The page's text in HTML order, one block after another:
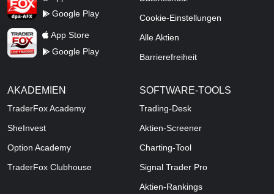
Google Play
TraderFox Live Trading
App Store
Google Play
Cookie-Einstellungen
Alle Aktien
Barrierefreiheit
AKADEMIEN
TraderFox Academy
SheInvest
Option Academy
TraderFox Clubhouse
SOFTWARE-TOOLS
Trading-Desk
Aktien-Screener
Charting-Tool
Signal Trader Pro
Aktien-Rankings